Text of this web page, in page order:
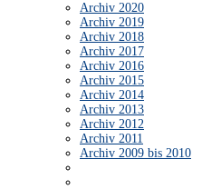
Archiv 2020
Archiv 2019
Archiv 2018
Archiv 2017
Archiv 2016
Archiv 2015
Archiv 2014
Archiv 2013
Archiv 2012
Archiv 2011
Archiv 2009 bis 2010